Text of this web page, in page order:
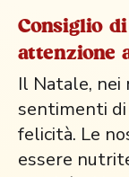
Consiglio
attenzione
Il Natale, nei
sentimenti di
felicità. Le
essere